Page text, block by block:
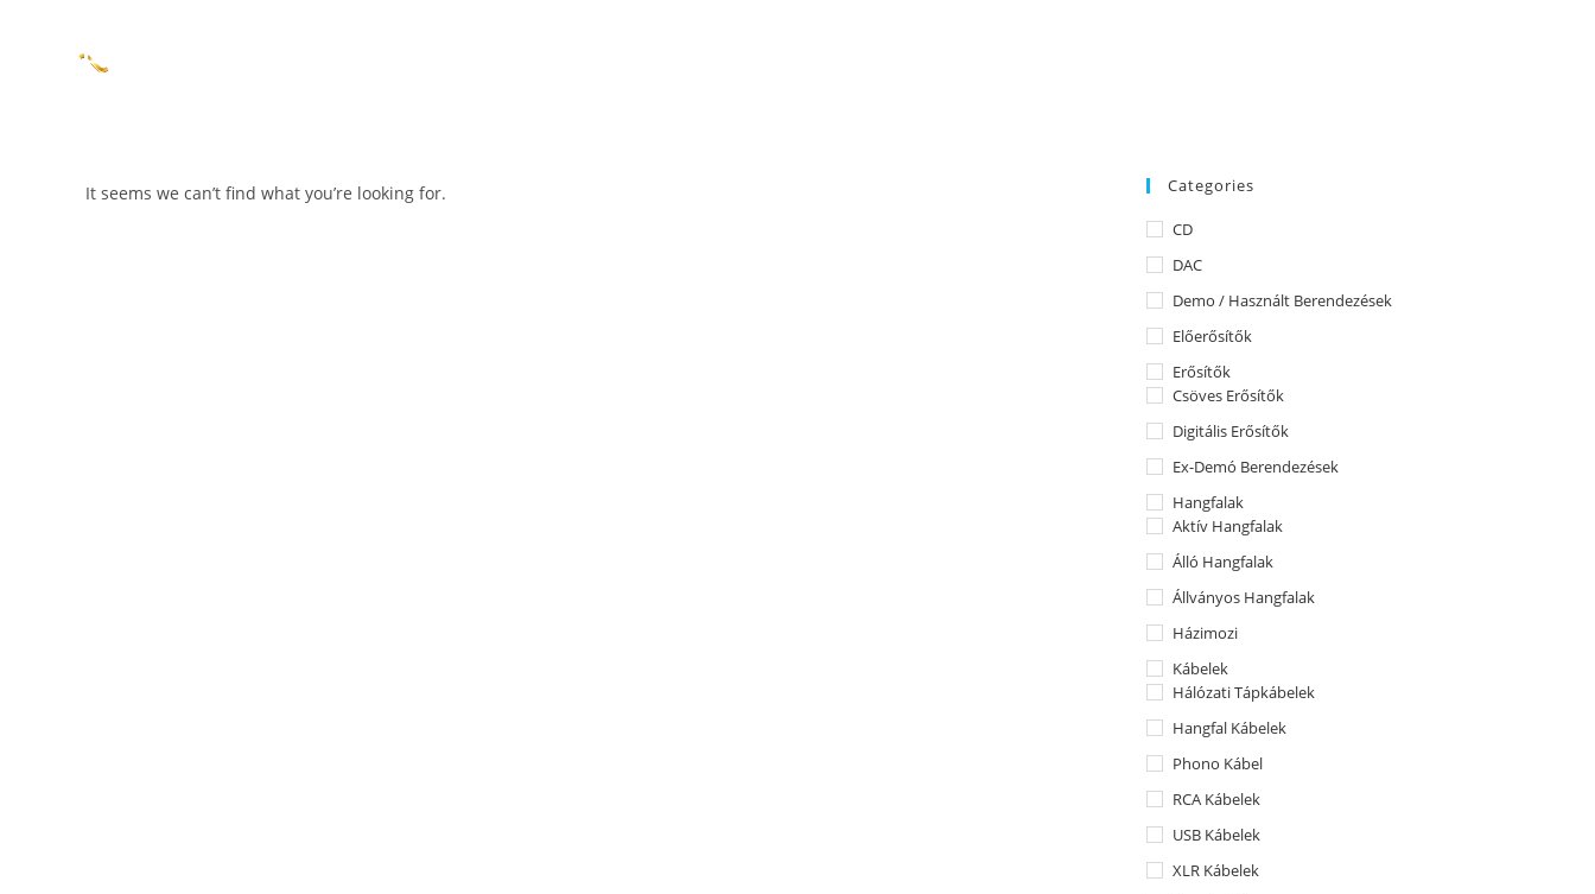
It seems we can’t find what you’re looking for. Categories
CD
DAC
Demo / Használt Berendezések
Előerősítők
Erősítők
Csöves Erősítők
Digitális Erősítők
Ex-Demó Berendezések
Hangfalak
Aktív Hangfalak
Álló Hangfalak
Állványos Hangfalak
Házimozi
Kábelek
Hálózati Tápkábelek
Hangfal Kábelek
Phono Kábel
RCA Kábelek
USB Kábelek
XLR Kábelek